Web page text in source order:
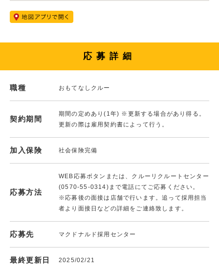
応募詳細
職種 おもてなしクルー
契約期間
期間の定めあり(1年) ※更新する場合があり得る。
更新の際は雇用契約書によって行う。
加入保険 社会保険完備
応募方法
WEB応募ボタンまたは、クルーリクルートセンター
(0570-55-0314)まで電話にてご応募ください。
※応募後の面接は店舗で行います。追って採用担当
者より面接日などの詳細をご連絡致します。
応募先 マクドナルド採用センター
最終更新日 2025/02/21